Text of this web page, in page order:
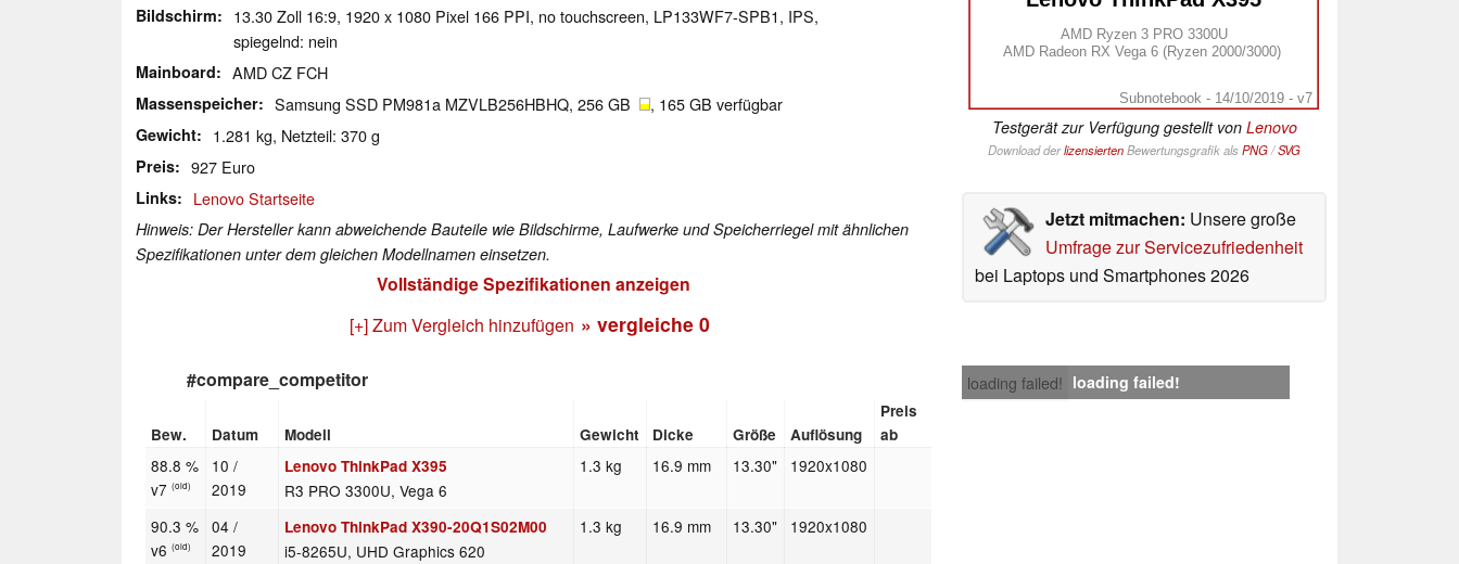
AMD Ryzen 3 PRO 3300U
AMD Radeon RX Vega 6 (Ryzen 2000/3000)
Subnotebook - 14/10/2019 - v7
Testgerät zur Verfügung gestellt von Lenovo
Download derlizensiertenBewertungsgrafik als PNG/SVG
Jetzt mitmachen: Unsere große
Umfrage zur Servicezufriedenheit
bei Laptops und Smartphones 2026
Bildschirm
13.30 Zoll 16:9, 1920 x 1080 Pixel 166 PPI, no touchscreen, LP133WF7-SPB1, IPS,
spiegelnd: nein
Mainboard AMD CZ FCH
Massenspeicher Samsung SSD PM981a MZVLB256HBHQ, 256 GB , 165 GB verfügbar
Gewicht 1.281 kg, Netzteil: 370 g
Preis 927 Euro
Links Lenovo Startseite
Hinweis: Der Hersteller kann abweichende Bauteile wie Bildschirme, Laufwerke und Speicherriegel mit ähnlichen
Spezifikationen unter dem gleichen Modellnamen einsetzen.
Vollständige Spezifikationen anzeigen
[+] Zum Vergleich hinzufügen » vergleiche 0
loading failed! loading failed!
#compare_competitor
Bew. Datum Modell Gewicht Dicke Größe Auflösung
Preis
ab
88.8 %
v7(old)
10 /
2019
Lenovo ThinkPad X395
R3 PRO 3300U, Vega 6
1.3 kg 16.9 mm 13.30" 1920x1080
90.3 %
v6(old)
04 /
2019
Lenovo ThinkPad X390-20Q1S02M00
i5-8265U, UHD Graphics 620
1.3 kg 16.9 mm 13.30" 1920x1080